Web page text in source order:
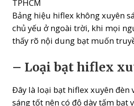
TPHCM
Bảng hiệu hiflex không xuyên
chủ yếu ở ngoài trời, khi mọi
thấy rõ nội dung bạt muốn
– Loại bạt hiflex
Đây là loại bạt hiflex xuyên đèn
sáng tốt nên có độ dày tấm bạt